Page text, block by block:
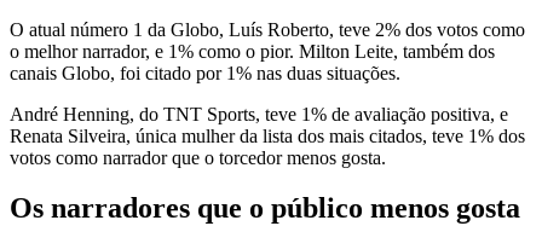
O atual número 1 da Globo, Luís Roberto, teve 2% dos votos como
o melhor narrador, e 1% como o pior. Milton Leite, também dos
canais Globo, foi citado por 1% nas duas situações.
André Henning, do TNT Sports, teve 1% de avaliação positiva, e
Renata Silveira, única mulher da lista dos mais citados, teve 1% dos
votos como narrador que o torcedor menos gosta.
Os narradores que o público menos gosta